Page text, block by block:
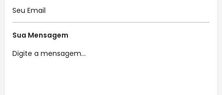
Sua Mensagem